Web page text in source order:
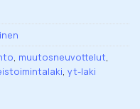
, muutosneuvottelut,
, yt-laki